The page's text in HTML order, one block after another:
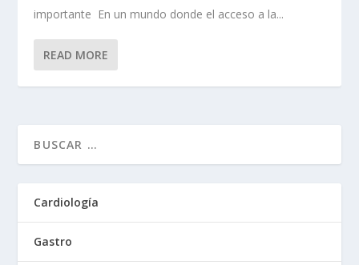
importante En un mundo donde el acceso a la...
READ MORE
Cardiología
Gastro